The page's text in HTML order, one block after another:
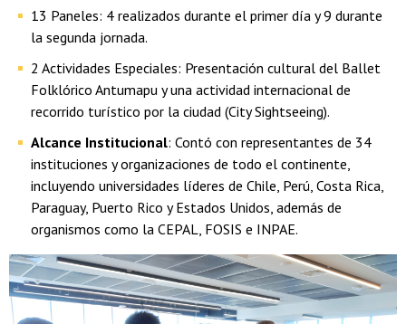
13 Paneles: 4 realizados durante el primer día y 9 durante
la segunda jornada.
2 Actividades Especiales: Presentación cultural del Ballet
Folklórico Antumapu y una actividad internacional de
recorrido turístico por la ciudad (City Sightseeing).
Alcance Institucional: Contó con representantes de 34
instituciones y organizaciones de todo el continente,
incluyendo universidades líderes de Chile, Perú, Costa Rica,
Paraguay, Puerto Rico y Estados Unidos, además de
organismos como la CEPAL, FOSIS e INPAE.